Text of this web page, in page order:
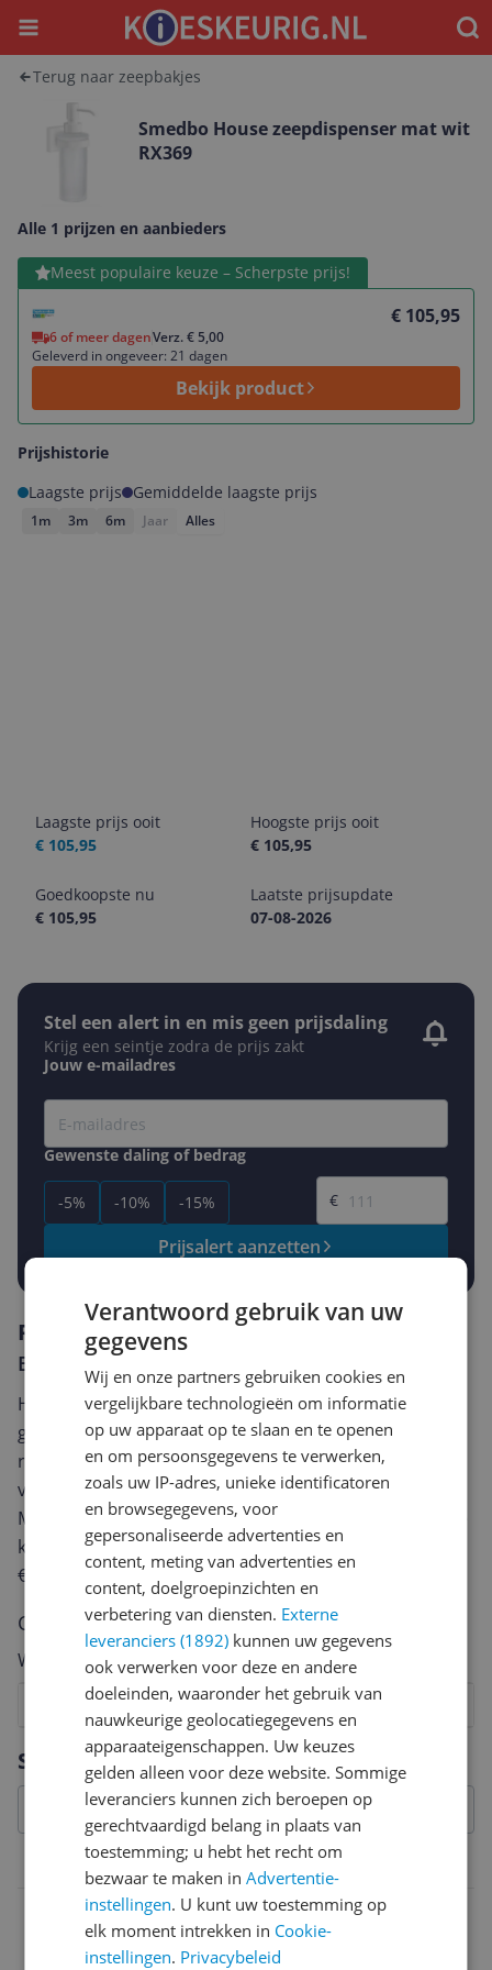
Menu
Terug naar zeepbakjes
Smedbo House zeepdispenser mat wit
RX369
Alle 1 prijzen en aanbieders
Meest populaire keuze – Scherpste prijs!
€ 105,95
6 of meer dagenVerz. € 5,00
Geleverd in ongeveer: 21 dagen
Bekijk product
Bekijk product
Prijshistorie
Laagste prijs
Gemiddelde laagste prijs
1m 3m 6m Jaar Alles
Laagste prijs ooit
€ 105,95
Hoogste prijs ooit
€ 105,95
Goedkoopste nu
€ 105,95
Laatste prijsupdate
07-08-2026
Stel een alert in en mis geen prijsdaling
Krijg een seintje zodra de prijs zakt
Jouw e-mailadres
Gewenste daling of bedrag
-5% -10% -15%
Gewenste prijs
€
Prijsalert aanzetten
Specificaties
Belangrijkste kenmerken
7391447088519
Reviews
Er zijn nog geen reviews geschreven
Heb jij dit product in bezit en wil je graag je mening
geven? Start dan hieronder met het schrijven van je
review. Afhankelijk van de details duurt het schrijven
van een review gemiddeld tussen de 3 en 10 minuten.
Met jouw mening help je andere bezoekers een betere
keuze te maken én maak je iedere maand kans op
€250,-!
Klik hier voor de actievoorwaarden.
Cijfer
Welk cijfer geef jij dit product?
8
7
6
5
4
3
2
Vraag 1 van 4
Verantwoord gebruik van uw
gegevens
Wij en onze partners gebruiken cookies en
vergelijkbare technologieën om informatie
op uw apparaat op te slaan en te openen
en om persoonsgegevens te verwerken,
zoals uw IP-adres, unieke identificatoren
en browsegegevens, voor
gepersonaliseerde advertenties en
content, meting van advertenties en
content, doelgroepinzichten en
verbetering van diensten. Externe
leveranciers (1892) kunnen uw gegevens
ook verwerken voor deze en andere
doeleinden, waaronder het gebruik van
nauwkeurige geolocatiegegevens en
apparaateigenschappen. Uw keuzes
gelden alleen voor deze website. Sommige
leveranciers kunnen zich beroepen op
gerechtvaardigd belang in plaats van
toestemming; u hebt het recht om
bezwaar te maken inAdvertentie-
instellingen. U kunt uw toestemming op
elk moment intrekken in Cookie-
instellingen. Privacybeleid